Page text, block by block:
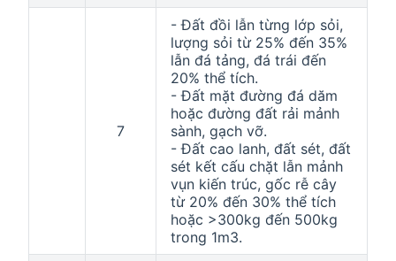
7
- Đất đồi lẫn từng lớp sỏi,
lượng sỏi từ 25% đến 35%
lẫn đá tảng, đá trái đến
20% thể tích.
- Đất mặt đường đá dăm
hoặc đường đất rải mảnh
sành, gạch vỡ.
- Đất cao lanh, đất sét, đất
sét kết cấu chặt lẫn mảnh
vụn kiến trúc, gốc rễ cây
từ 20% đến 30% thể tích
hoặc >300kg đến 500kg
trong 1m3.